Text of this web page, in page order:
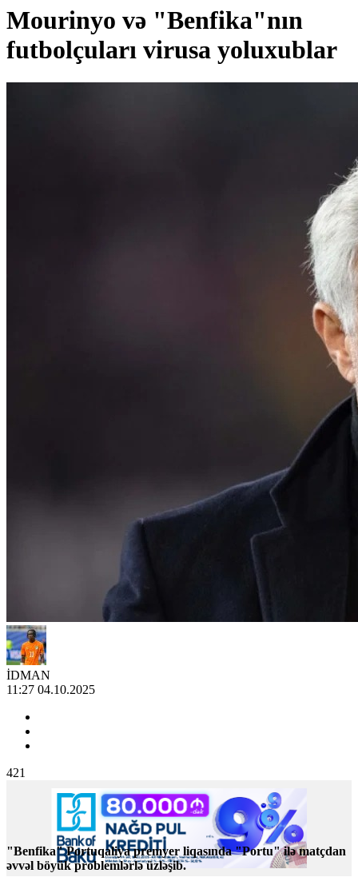
Mourinyo və "Benfika"nın
futbolçuları virusa yoluxublar
İDMAN
11:27 04.10.2025
421
"Benfika" Portuqaliya premyer liqasında "Portu" ilə matçdan
əvvəl böyük problemlərlə üzləşib.